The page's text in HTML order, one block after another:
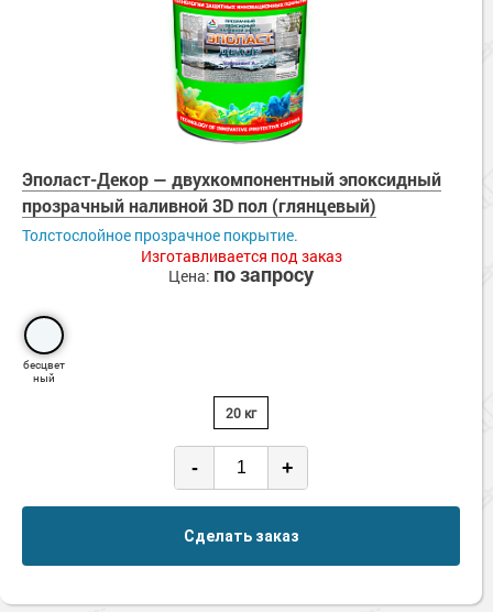
Эполаст-Декор — двухкомпонентный эпоксидный
прозрачный наливной 3D пол (глянцевый)
Толстослойное прозрачное покрытие.
Изготавливается под заказ
Цена: по запросу
бесцвет
ный
20 кг
- +
Сделать заказ